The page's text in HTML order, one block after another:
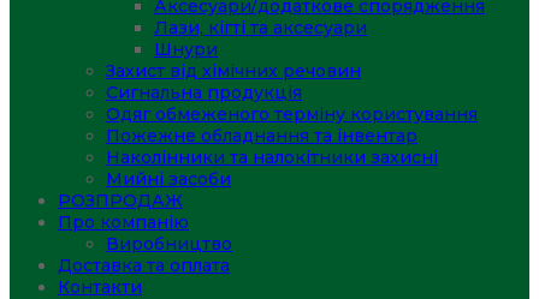
Аксесуари/додаткове спорядження
Лази, кігті та аксесуари
Шнури
Захист від хімічних речовин
Сигнальна продукція
Одяг обмеженого терміну користування
Пожежне обладнання та інвентар
Наколінники та налокітники захисні
Мийні засоби
РОЗПРОДАЖ
Про компанію
Виробництво
Доставка та оплата
Контакти